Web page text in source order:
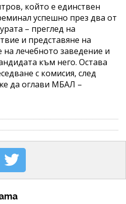
който е единствен
успешно през два от
– преглед на
и представяне на
лечебното заведение и
към него. Остава
с комисия, след
да оглави МБАЛ –